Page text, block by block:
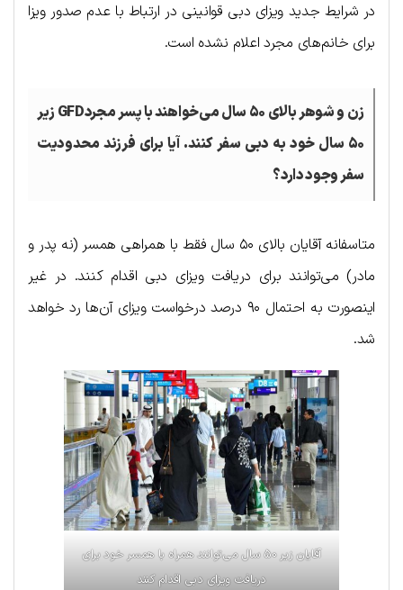
در شرایط جدید ویزای دبی قوانینی در ارتباط با عدم صدور ویزا
برای خانم‌های مجرد اعلام نشده است.
زن و شوهر بالای ۵۰ سال می‌خواهند با پسر مجردGFD زیر
۵۰ سال خود به دبی سفر کنند. آیا برای فرزند محدودیت
سفر وجود دارد؟
متاسفانه آقایان بالای ۵۰ سال فقط با همراهی همسر (نه پدر و
مادر) می‌توانند برای دریافت ویزای دبی اقدام کنند. در غیر
اینصورت به احتمال ۹۰ درصد درخواست ویزای آن‌ها رد خواهد
شد.
آقایان زیر ۵۰ سال می‌توانند همراه با همسر خود برای
دریافت ویزای دبی اقدام کنند